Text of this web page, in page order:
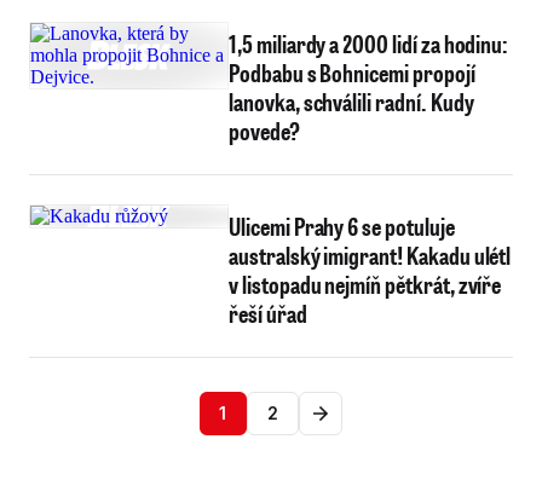
1,5 miliardy a 2000 lidí za hodinu:
Podbabu s Bohnicemi propojí
lanovka, schválili radní. Kudy
povede?
Ulicemi Prahy 6 se potuluje
australský imigrant! Kakadu ulétl
v listopadu nejmíň pětkrát, zvíře
řeší úřad
1 2